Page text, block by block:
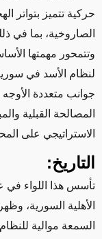
حركية تتميز بتواتر
الصاروخية، بما في
وتتمحور مهمتها
لنظام الأسد في
جوانب متعددة
المصالحة القبلية
الاستراتيجي على
التاريخ:
الأهلية السورية،
السمعة موالية